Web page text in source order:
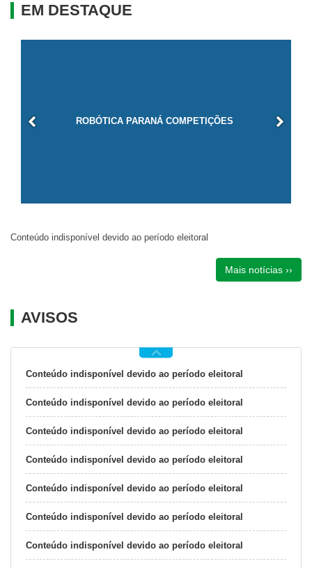
EM DESTAQUE
ROBÓTICA PARANÁ COMPETIÇÕES
Conteúdo indisponível devido ao período eleitoral
Mais notícias ››
AVISOS
Conteúdo indisponível devido ao período eleitoral
Conteúdo indisponível devido ao período eleitoral
Conteúdo indisponível devido ao período eleitoral
Conteúdo indisponível devido ao período eleitoral
Conteúdo indisponível devido ao período eleitoral
Conteúdo indisponível devido ao período eleitoral
Conteúdo indisponível devido ao período eleitoral